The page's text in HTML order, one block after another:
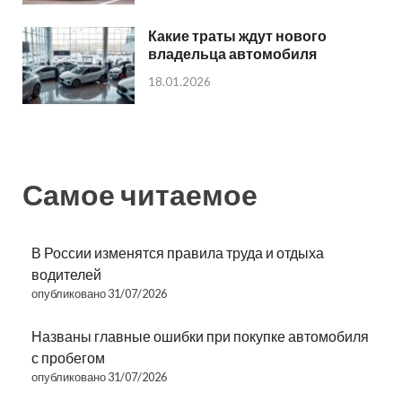
Какие траты ждут нового
владельца автомобиля
18.01.2026
Самое читаемое
В России изменятся правила труда и отдыха
водителей
опубликовано 31/07/2026
Названы главные ошибки при покупке автомобиля
с пробегом
опубликовано 31/07/2026